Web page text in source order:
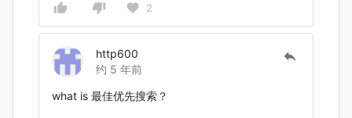
2
http600
约 5 年前
what is 最佳优先搜索？